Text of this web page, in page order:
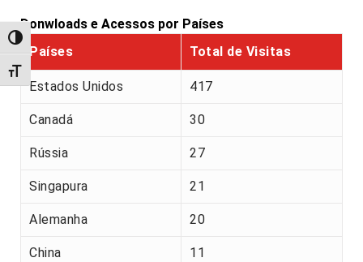
Alternar alto contraste
Alternar tamanho da fonte
Donwloads e Acessos por Países
Países
Total de Visitas
Estados Unidos 417
Canadá 30
Rússia 27
Singapura 21
Alemanha 20
China 11